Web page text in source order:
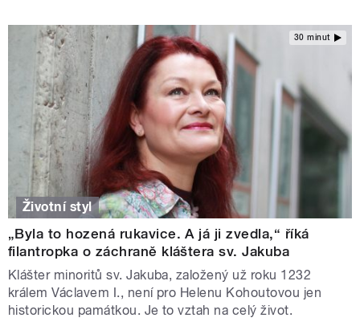
30 minut
Životní styl
„Byla to hozená rukavice. A já ji zvedla,“ říká
filantropka o záchraně kláštera sv. Jakuba
Klášter minoritů sv. Jakuba, založený už roku 1232
králem Václavem I., není pro Helenu Kohoutovou jen
historickou památkou. Je to vztah na celý život.